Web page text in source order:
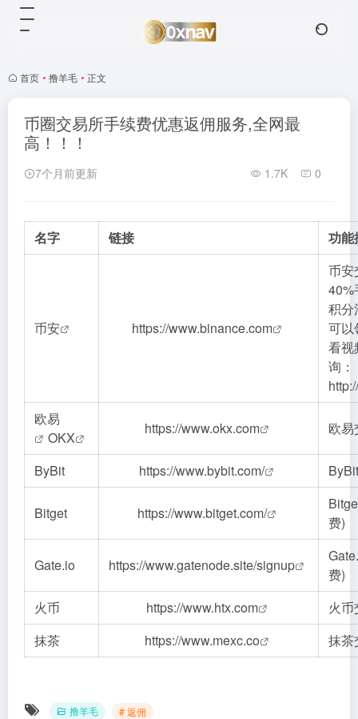
首页 • 撸羊毛 • 正文
币圈交易所手续费优惠返佣服务,全网最
高！！！
7个月前更新 1.7K 0
名字 链接 功能
币安 https://www.binance.com
币安
40%
积分
可以
看视
询：
欧易
OKX
https://www.okx.com 欧
ByBit https://www.bybit.com/
Bitget https://www.bitget.com/
费)
Gate.io https://www.gatenode.site/signup
费)
火币
https://www.htx.com
火
抹茶
https://www.mexc.co 抹茶
撸羊毛 # 返佣